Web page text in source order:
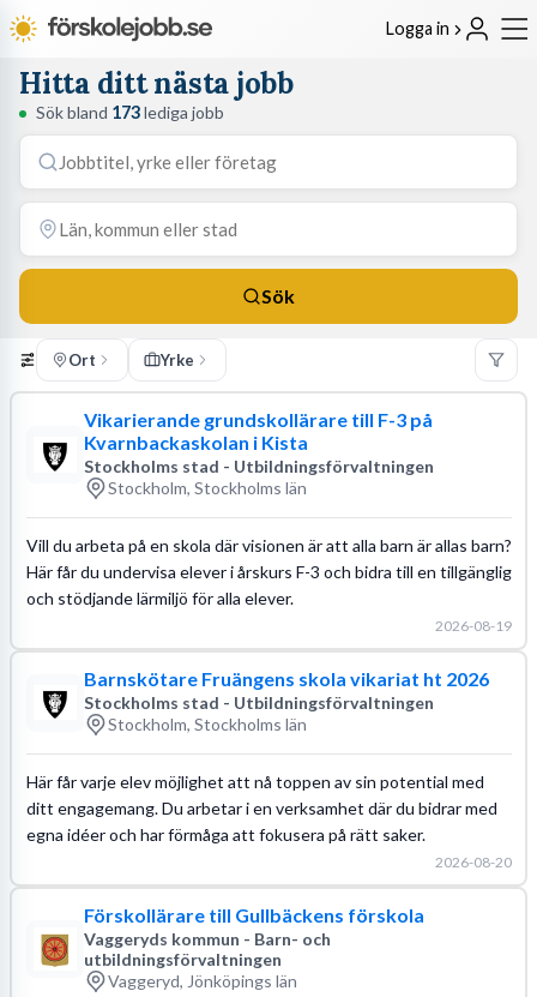
Logga in
Hitta ditt nästa jobb
Sök bland 173lediga jobb
Sök
Ort Yrke
Vikarierande grundskollärare till F-3 på
Kvarnbackaskolan i Kista
Stockholms stad - Utbildningsförvaltningen
Stockholm, Stockholms län
Vill du arbeta på en skola där visionen är att alla barn är allas barn?
Här får du undervisa elever i årskurs F-3 och bidra till en tillgänglig
och stödjande lärmiljö för alla elever.
2026-08-19
Barnskötare Fruängens skola vikariat ht 2026
Stockholms stad - Utbildningsförvaltningen
Stockholm, Stockholms län
Här får varje elev möjlighet att nå toppen av sin potential med
ditt engagemang. Du arbetar i en verksamhet där du bidrar med
egna idéer och har förmåga att fokusera på rätt saker.
2026-08-20
Förskollärare till Gullbäckens förskola
Vaggeryds kommun - Barn- och
utbildningsförvaltningen
Vaggeryd, Jönköpings län